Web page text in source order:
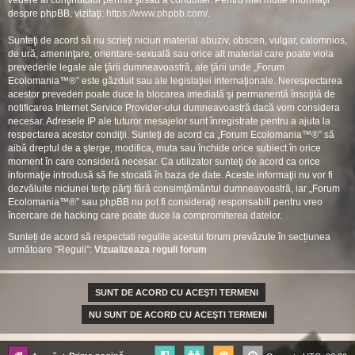
despre phpBB, vizitaţi: https://www.phpbb.com/.
Sunteţi de acord să nu scrieţi niciun material abuziv, obscen, vulgar, calomnios,
de ură, ameninţare, orientare-sexuală sau orice alt material care poate viola
prevederile legale ale ţării dumneavoastră, ale ţării unde „Forum
Ecolomania™®” este găzduit sau ale legislaţiei internaţionale. Nerespectarea
acestor prevederi poate duce la blocarea imediată şi permanentă însoţită de
notificarea Internet Service Provider-ului dumneavoastră dacă vom considera
necesar. Adresele IP ale tuturor mesajelor sunt înregistrate pentru a ajuta la
respectarea acestor condiţii. Sunteţi de acord ca „Forum Ecolomania™®” să
aibă dreptul de a şterge, modifica, muta sau închide orice subiect în orice
moment în care consideră necesar. Ca utilizator sunteţi de acord ca orice
informaţie introdusă să fie stocată în baza de date. Aceste informaţii nu vor fi
dezvăluite niciunei terţe părţi fără consimţământul dumneavoastră, iar „Forum
Ecolomania™®” sau phpBB nu pot fi consideraţi responsabili pentru vreo
încercare de hacking care poate duce la compromiterea datelor.
Sunteți de acord să respectati regulile acestui forum prevăzute în secțiunea
următoare "Reguli": Vizualizeaza reguli forum